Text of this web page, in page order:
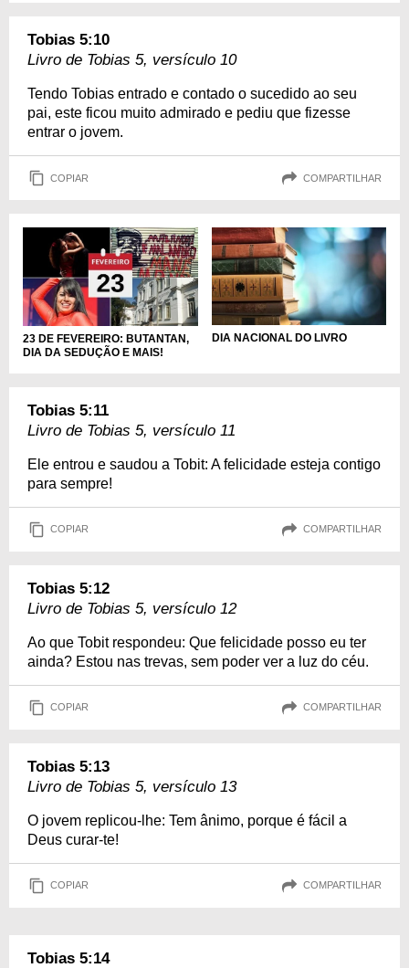
Tobias 5:10
Livro de Tobias 5, versículo 10
Tendo Tobias entrado e contado o sucedido ao seu
pai, este ficou muito admirado e pediu que fizesse
entrar o jovem.
COPIAR COMPARTILHAR
23 DE FEVEREIRO: BUTANTAN,
DIA DA SEDUÇÃO E MAIS!
DIA NACIONAL DO LIVRO
Tobias 5:11
Livro de Tobias 5, versículo 11
Ele entrou e saudou a Tobit: A felicidade esteja contigo
para sempre!
COPIAR COMPARTILHAR
Tobias 5:12
Livro de Tobias 5, versículo 12
Ao que Tobit respondeu: Que felicidade posso eu ter
ainda? Estou nas trevas, sem poder ver a luz do céu.
COPIAR COMPARTILHAR
Tobias 5:13
Livro de Tobias 5, versículo 13
O jovem replicou-lhe: Tem ânimo, porque é fácil a
Deus curar-te!
COPIAR COMPARTILHAR
Tobias 5:14